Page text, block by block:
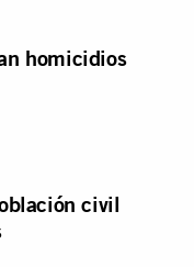
homicidios
civil